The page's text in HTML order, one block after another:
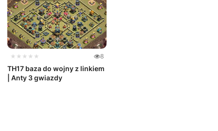
★★★★★ 8
TH17 baza do wojny z linkiem
| Anty 3 gwiazdy